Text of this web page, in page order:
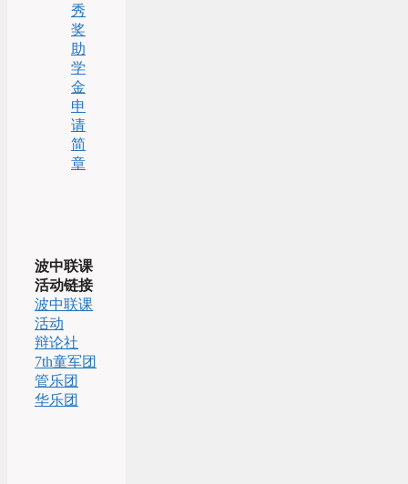
秀
奖
助
学
金
申
请
简
章
波中联课
活动链接
波中联课
活动
辩论社
7th童军团
管乐团
华乐团